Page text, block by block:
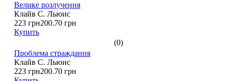
Велике розлучення
Клайв С. Льюис
223 грн200.70 грн
Купить
(0)
Проблема страждання
Клайв С. Льюис
223 грн200.70 грн